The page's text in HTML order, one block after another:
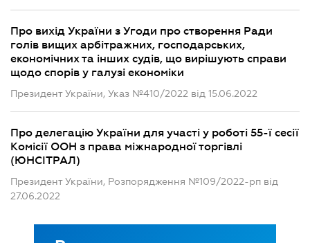
Про вихід України з Угоди про створення Ради
голів вищих арбітражних, господарських,
економічних та інших судів, що вирішують справи
щодо спорів у галузі економіки
Президент України, Указ №410/2022 від 15.06.2022
Про делегацію України для участі у роботі 55-ї сесії
Комісії ООН з права міжнародної торгівлі
(ЮНСІТРАЛ)
Президент України, Розпорядження №109/2022-рп від
27.06.2022